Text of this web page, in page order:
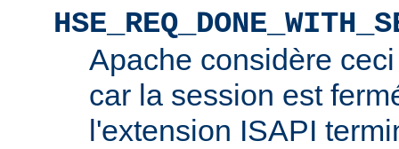
Apache considère
car la session est
l'extension ISAPI